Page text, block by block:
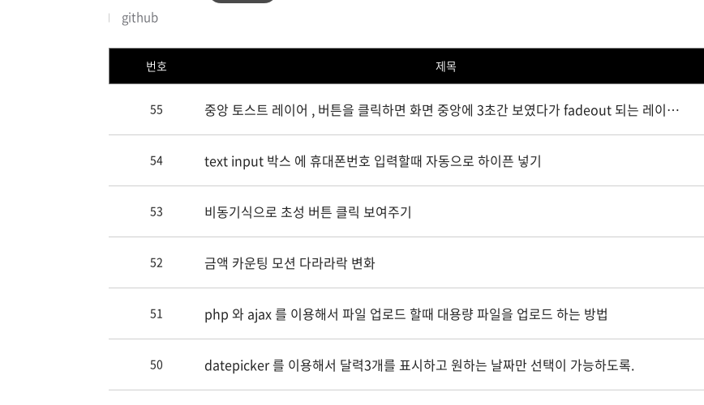
github
번호 제목
55
중앙 토스트 레이어 , 버튼을 클릭하면 화면 중앙에 3초간 보였다가 fadeout 되는 레이어
54 text input 박스 에 휴대폰번호 입력할때 자동으로 하이픈 넣기
53 비동기식으로 초성 버튼 클릭 보여주기
52 금액 카운팅 모션 다라라락 변화
51 php 와 ajax 를 이용해서 파일 업로드 할때 대용량 파일을 업로드 하는 방법
50 datepicker 를 이용해서 달력3개를 표시하고 원하는 날짜만 선택이 가능하도록.